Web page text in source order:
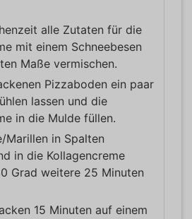
alle Zutaten für die
mit einem Schneebesen
Maße vermischen.
Pizzaboden ein paar
lassen und die
in die Mulde füllen.
Marillen in Spalten
in die Kollagencreme
Grad weitere 25 Minuten
15 Minuten auf einem